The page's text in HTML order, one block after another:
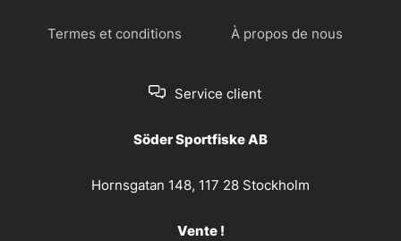
Termes et conditions À propos de nous
Service client
Söder Sportfiske AB
Hornsgatan 148, 117 28 Stockholm
Vente !